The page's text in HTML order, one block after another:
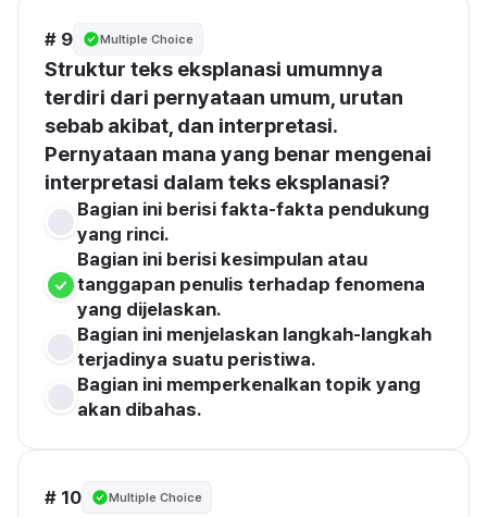
# 9 Multiple Choice
Struktur teks eksplanasi umumnya
terdiri dari pernyataan umum, urutan
sebab akibat, dan interpretasi.
Pernyataan mana yang benar mengenai
interpretasi dalam teks eksplanasi?
Bagian ini berisi fakta-fakta pendukung
yang rinci.
Bagian ini berisi kesimpulan atau
tanggapan penulis terhadap fenomena
yang dijelaskan.
Bagian ini menjelaskan langkah-langkah
terjadinya suatu peristiwa.
Bagian ini memperkenalkan topik yang
akan dibahas.
# 10 Multiple Choice